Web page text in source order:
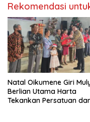
Rekomendasi
‎Natal Oikumene Giri
Berlian Utama Harta
Tekankan Persatuan